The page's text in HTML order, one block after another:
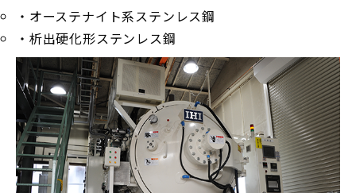
・オーステナイト系ステンレス鋼
・析出硬化形ステンレス鋼